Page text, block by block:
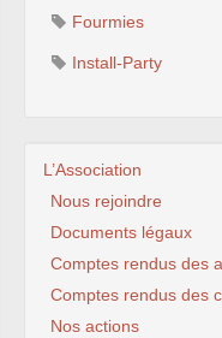
Fourmies
Install-Party
L’Association
Nous rejoindre
Documents légaux
Comptes rendus des
Comptes rendus des
Nos actions